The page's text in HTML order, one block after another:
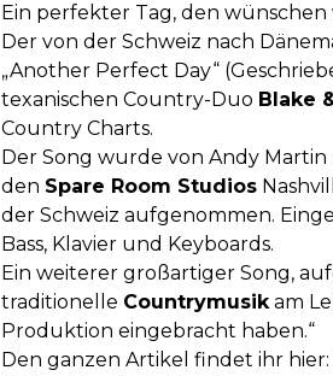
Ein perfekter Tag, den wünschen
Der von der Schweiz nach
„Another Perfect Day“
texanischen Country-Duo Blake
Country Charts.
Der Song wurde von Andy Martin
den Spare Room Studios
der Schweiz aufgenommen.
Bass, Klavier und Keyboards.
Ein weiterer großartiger Song,
traditionelle Countrymusikam
Produktion eingebracht haben.“
Den ganzen Artikel findet ihr hier: